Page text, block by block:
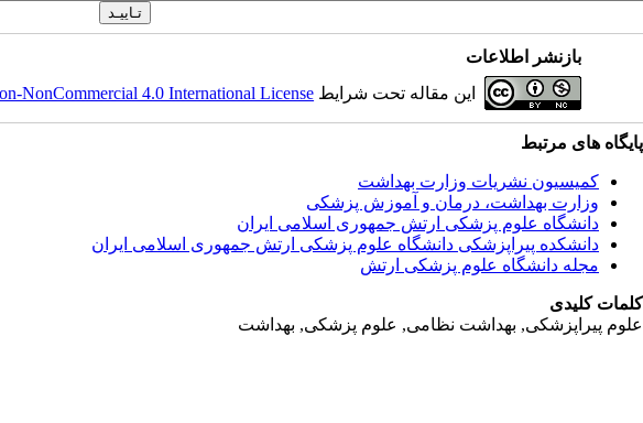
بازنشر اطلاعات
این مقاله تحت شرایط NonCommercial 4.0 International License
پایگاه های مرتبط
کمیسیون نشریات وزارت بهداشت
وزارت بهداشت، درمان و آموزش پزشکی
دانشگاه علوم پزشکی ارتش جمهوری اسلامی ایران
دانشکده پیراپزشکی دانشگاه علوم پزشکی ارتش جمهوری اسلامی ایران
مجله دانشگاه علوم پزشکی ارتش
کلمات کلیدی
علوم پیراپزشکی, بهداشت نظامی, علوم پزشکی, بهداشت